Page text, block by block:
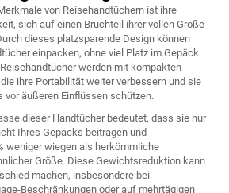
von Reisehandtüchern ist ihre
sich auf einen Bruchteil ihrer vollen Größe
dieses platzsparende Design können
einpacken, ohne viel Platz im Gepäck
werden mit kompakten
ihre Portabilität weiter verbessern und sie
vor äußeren Einflüssen schützen.
dieser Handtücher bedeutet, dass sie nur
Ihres Gepäcks beitragen und
weniger wiegen als herkömmliche
Größe. Diese Gewichtsreduktion kann
machen, insbesondere bei
Beschränkungen oder auf mehrtägigen